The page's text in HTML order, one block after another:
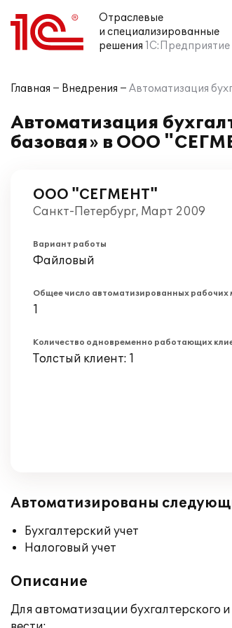
Отраслевые
и специализированные
решения 1С:Предприятие
Главная Внедрения Автоматизация
Автоматизация
базовая» в ООО
ООО "СЕГМЕНТ"
Санкт-Петербург, Март 2009
Вариант работы
Файловый
Общее число автоматизированных рабочих
1
Количество одновременно работающих
Толстый клиент: 1
Автоматизированы
Бухгалтерский учет
Налоговый учет
Описание
Для автоматизации бухгалтерского